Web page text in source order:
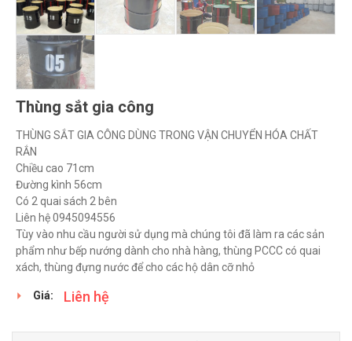
Thùng sắt gia công
THÙNG SẮT GIA CÔNG DÙNG TRONG VẬN CHUYỂN HÓA CHẤT
RẮN
Chiều cao 71cm
Đường kình 56cm
Có 2 quai sách 2 bên
Liên hệ 0945094556
Tùy vào nhu cầu người sử dụng mà chúng tôi đã làm ra các sản
phẩm như bếp nướng dành cho nhà hàng, thùng PCCC có quai
xách, thùng đựng nước để cho các hộ dân cỡ nhỏ
Giá: Liên hệ